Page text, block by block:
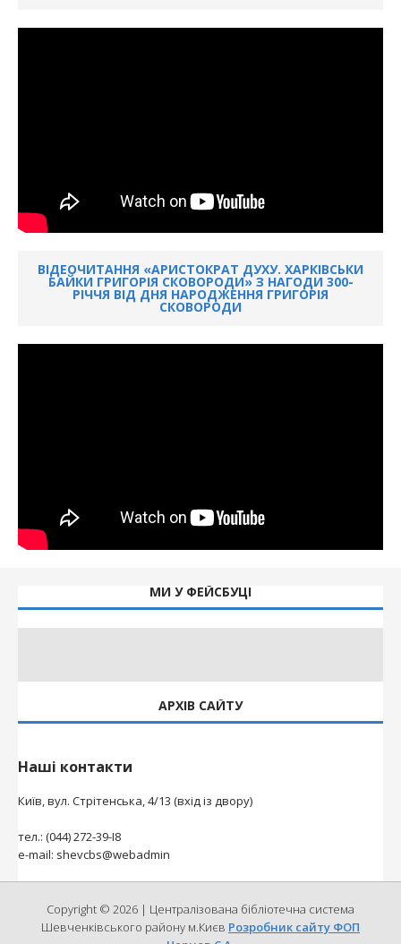
ВІДЕОЧИТАННЯ «АРИСТОКРАТ ДУХУ. ХАРКІВСЬКИ
БАЙКИ ГРИГОРІЯ СКОВОРОДИ» З НАГОДИ 300-
РІЧЧЯ ВІД ДНЯ НАРОДЖЕННЯ ГРИГОРІЯ
СКОВОРОДИ
МИ У ФЕЙСБУЦІ
АРХІВ САЙТУ
Наші контакти
Київ, вул. Стрітенська, 4/13 (вхід із двору)
тел.: (044) 272-39-І8
e-mail: shevcbs@webadmin
Copyright © 2026 | Централізована бібліотечна система
Шевченківського району м.Києв Розробник сайту ФОП